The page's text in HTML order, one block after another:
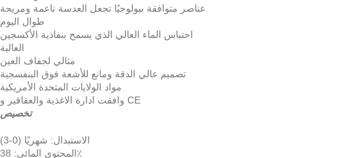
عناصر متوافقة بيولوجيًا تجعل العدسة ناعمة ومريحة
طوال اليوم
احتباس الماء العالي الذي يسمح بنفاذية الأكسجين
العالية
مثالي لجفاف العين
تصميم عالي الدقة ومانع للأشعة فوق البنفسجية
مواد الولايات المتحدة الأمريكية
وافقت ادارة الاغذية والعقاقير و CE
تخصيص
الاستبدال: شهريًا (0-3)
المحتوى المائي: 38٪